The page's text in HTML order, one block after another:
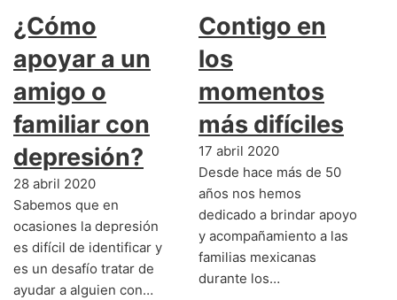
¿Cómo
apoyar a un
amigo o
familiar con
depresión?
28 abril 2020
Sabemos que en
ocasiones la depresión
es difícil de identificar y
es un desafío tratar de
ayudar a alguien con…
Contigo en
los
momentos
más difíciles
17 abril 2020
Desde hace más de 50
años nos hemos
dedicado a brindar apoyo
y acompañamiento a las
familias mexicanas
durante los…